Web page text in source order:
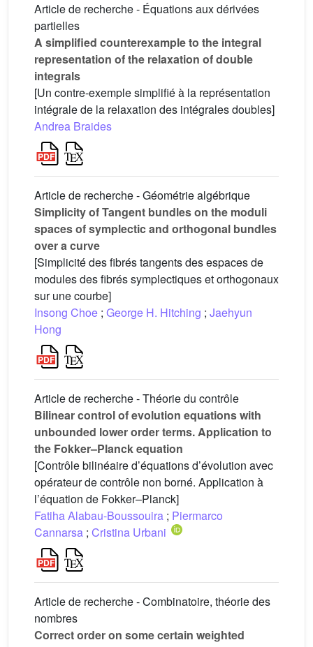
Article de recherche - Équations aux dérivées
partielles
A simplified counterexample to the integral
representation of the relaxation of double
integrals
[Un contre-exemple simplifié à la représentation
intégrale de la relaxation des intégrales doubles]
Andrea Braides
Article de recherche - Géométrie algébrique
Simplicity of Tangent bundles on the moduli
spaces of symplectic and orthogonal bundles
over a curve
[Simplicité des fibrés tangents des espaces de
modules des fibrés symplectiques et orthogonaux
sur une courbe]
Insong Choe ; George H. Hitching ; Jaehyun
Hong
Article de recherche - Théorie du contrôle
Bilinear control of evolution equations with
unbounded lower order terms. Application to
the Fokker–Planck equation
[Contrôle bilinéaire d’équations d’évolution avec
opérateur de contrôle non borné. Application à
l’équation de Fokker–Planck]
Fatiha Alabau-Boussouira ; Piermarco
Cannarsa ; Cristina Urbani
Article de recherche - Combinatoire, théorie des
nombres
Correct order on some certain weighted